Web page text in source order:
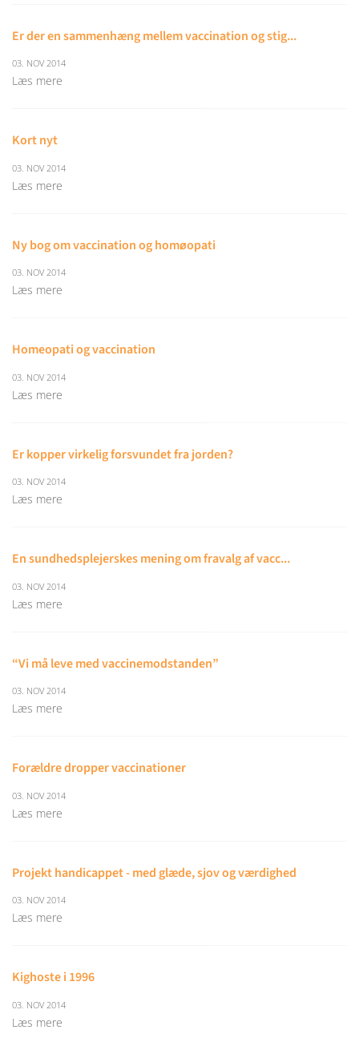
Er der en sammenhæng mellem vaccination og stig...
03. NOV 2014
Læs mere
Kort nyt
03. NOV 2014
Læs mere
Ny bog om vaccination og homøopati
03. NOV 2014
Læs mere
Homeopati og vaccination
03. NOV 2014
Læs mere
Er kopper virkelig forsvundet fra jorden?
03. NOV 2014
Læs mere
En sundhedsplejerskes mening om fravalg af vacc...
03. NOV 2014
Læs mere
“Vi må leve med vaccinemodstanden”
03. NOV 2014
Læs mere
Forældre dropper vaccinationer
03. NOV 2014
Læs mere
Projekt handicappet - med glæde, sjov og værdighed
03. NOV 2014
Læs mere
Kighoste i 1996
03. NOV 2014
Læs mere